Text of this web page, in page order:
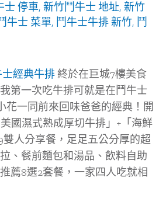
士 停車, 新竹鬥牛士 地址, 新竹
牛士 菜單, 鬥牛士牛排 新竹, 鬥
士經典牛排終於在巨城7樓美食
第一次吃牛排可就是在鬥牛士
花一同前來回味爸爸的經典！開
國濕式熟成厚切牛排」+「海鮮
雙人分享餐，足足五公分厚的超
、餐前麵包和湯品、飲料自助
薦8選2套餐，一家四人吃就相